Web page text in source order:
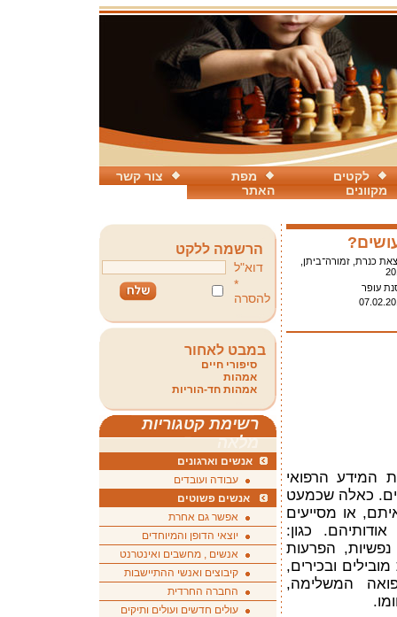
צור קשר
מפת
האתר
לקטים
מקוונים
כנרת, זמורה־ביתן,
עופר
הרפואי
כאלה שכמעט
או מסייעים
כגון:
נפשיות, הפרעות
ובכירים,
המשלימה,
הרשמה ללקט
דוא"ל
*
להסרה
במבט לאחור
סיפורי חיים
אמהות
אמהות חד-הוריות
רשימת קטגוריות
מלאה
אנשים וארגונים
עבודה ועובדים
אנשים פשוטים
אפשר גם אחרת
יוצאי הדופן והמיוחדים
אנשים , מחשבים ואינטרנט
קיבוצים ואנשי ההתיישבות
החברה החרדית
עולים חדשים ועולים ותיקים